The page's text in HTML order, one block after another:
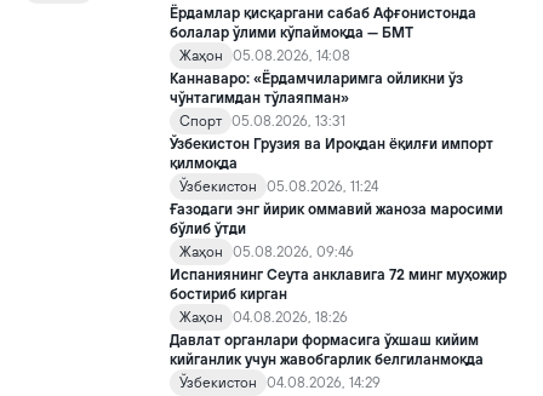
такомиллаштириш бўйича қўшимча чора-тадбирлар
тўғрисида»ги қарори билан инклюзив таълим соҳасида қатор
янги механизмлар жорий этилади.
Ёрдамлар қисқаргани сабаб Афғонистонда
болалар ўлими кўпаймоқда — БМТ
Жаҳон
05.08.2026, 14:08
Каннаваро: «Ёрдамчиларимга ойликни ўз
чўнтагимдан тўлаяпман»
Спорт 05.08.2026, 13:31
Ўзбекистон Грузия ва Ироқдан ёқилғи импорт
қилмоқда
Ўзбекистон
05.08.2026, 11:24
Ғазодаги энг йирик оммавий жаноза маросими
бўлиб ўтди
Жаҳон
05.08.2026, 09:46
Испаниянинг Сеута анклавига 72 минг муҳожир
бостириб кирган
Жаҳон
04.08.2026, 18:26
Давлат органлари формасига ўхшаш кийим
кийганлик учун жавобгарлик белгиланмоқда
Ўзбекистон
04.08.2026, 14:29